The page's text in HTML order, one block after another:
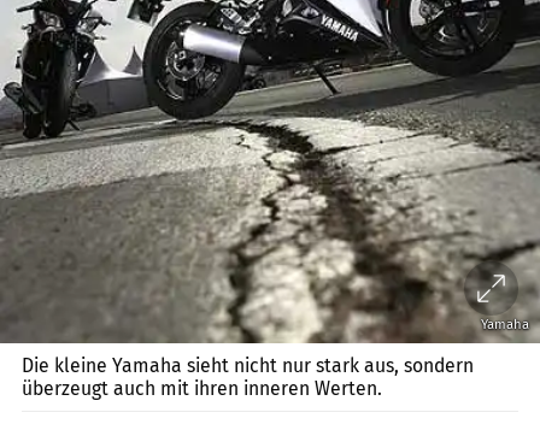
Yamaha
Die kleine Yamaha sieht nicht nur stark aus, sondern
überzeugt auch mit ihren inneren Werten.